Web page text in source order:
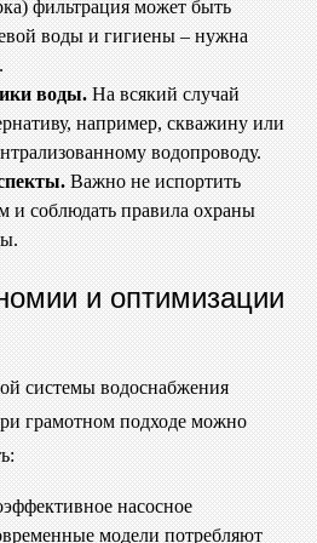
фильтрация может быть
воды и гигиены – нужна
воды. На всякий случай
например, скважину или
водопроводу.
Важно не испортить
и соблюдать правила охраны
и оптимизации
системы водоснабжения
грамотном подходе можно
насосное
модели потребляют